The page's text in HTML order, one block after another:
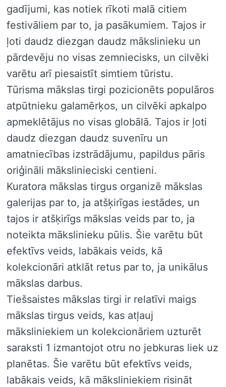
gadījumi, kas notiek rīkoti malā citiem
festivāliem par to, ja pasākumiem. Tajos ir
ļoti daudz diezgan daudz mākslinieku un
pārdevēju no visas zemniecisks, un cilvēki
varētu arī piesaistīt simtiem tūristu.
Tūrisma mākslas tirgi pozicionēts populāros
atpūtnieku galamērķos, un cilvēki apkalpo
apmeklētājus no visas globālā. Tajos ir ļoti
daudz diezgan daudz suvenīru un
amatniecības izstrādājumu, papildus pāris
oriģināli mākslinieciski centieni.
Kuratora mākslas tirgus organizē mākslas
galerijas par to, ja atšķirīgas iestādes, un
tajos ir atšķirīgs mākslas veids par to, ja
noteikta mākslinieku pūlis. Šie varētu būt
efektīvs veids, labākais veids, kā
kolekcionāri atklāt retus par to, ja unikālus
mākslas darbus.
Tiešsaistes mākslas tirgi ir relatīvi maigs
mākslas tirgus veids, kas atļauj
māksliniekiem un kolekcionāriem uzturēt
saraksti 1 izmantojot otru no jebkuras liek uz
planētas. Šie varētu būt efektīvs veids,
labākais veids, kā māksliniekiem risināt